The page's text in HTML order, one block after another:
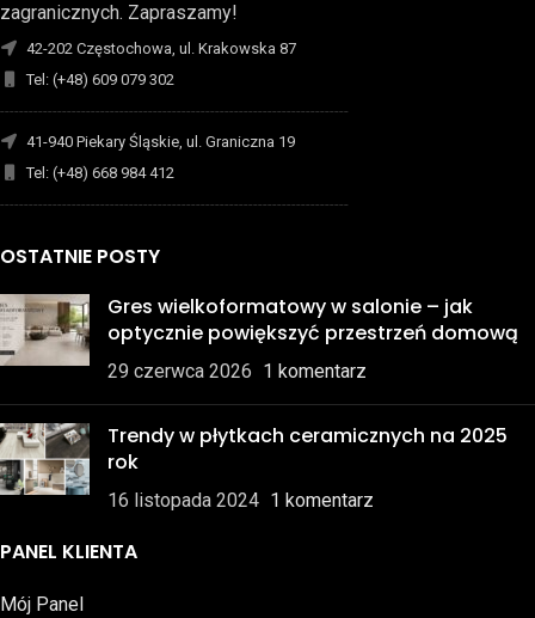
zagranicznych. Zapraszamy!
42-202 Częstochowa, ul. Krakowska 87
Tel: (+48) 609 079 302
-------------------------------------------------------------------------
41-940 Piekary Śląskie, ul. Graniczna 19
Tel: (+48) 668 984 412
-------------------------------------------------------------------------
OSTATNIE POSTY
Gres wielkoformatowy w salonie – jak
optycznie powiększyć przestrzeń domową
29 czerwca 2026 1 komentarz
Trendy w płytkach ceramicznych na 2025
rok
16 listopada 2024 1 komentarz
PANEL KLIENTA
Mój Panel